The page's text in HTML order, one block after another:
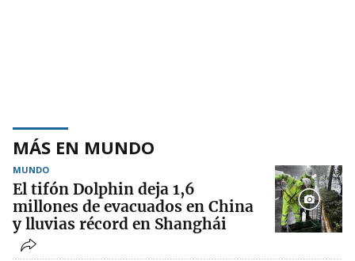
MÁS EN MUNDO
MUNDO
El tifón Dolphin deja 1,6
millones de evacuados en China
y lluvias récord en Shanghái